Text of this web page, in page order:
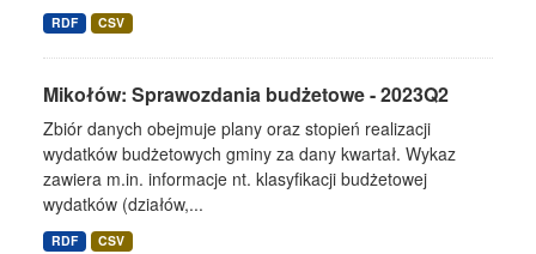
RDF CSV
Mikołów: Sprawozdania budżetowe - 2023Q2
Zbiór danych obejmuje plany oraz stopień realizacji
wydatków budżetowych gminy za dany kwartał. Wykaz
zawiera m.in. informacje nt. klasyfikacji budżetowej
wydatków (działów,...
RDF CSV